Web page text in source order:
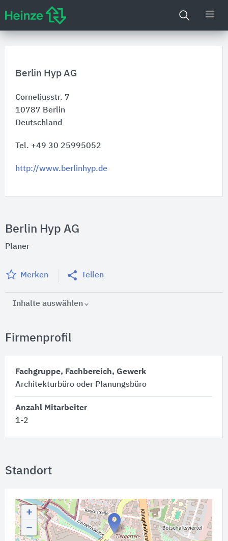
Berlin Hyp AG
Corneliusstr. 7
10787 Berlin
Deutschland
Tel. +49 30 25995052
http://www.berlinhyp.de
Berlin Hyp AG
Planer
Merken Teilen
Inhalte auswählen
Firmenprofil
Fachgruppe, Fachbereich, Gewerk
Architekturbüro oder Planungsbüro
Anzahl Mitarbeiter
1-2
Standort
+
−